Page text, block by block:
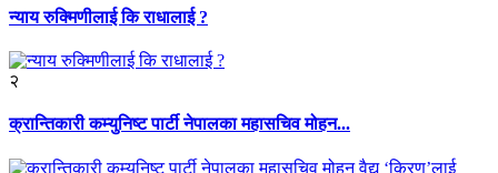
न्याय रुक्मिणीलाई कि राधालाई ?
२
क्रान्तिकारी कम्युनिष्ट पार्टी नेपालका महासचिव मोहन...